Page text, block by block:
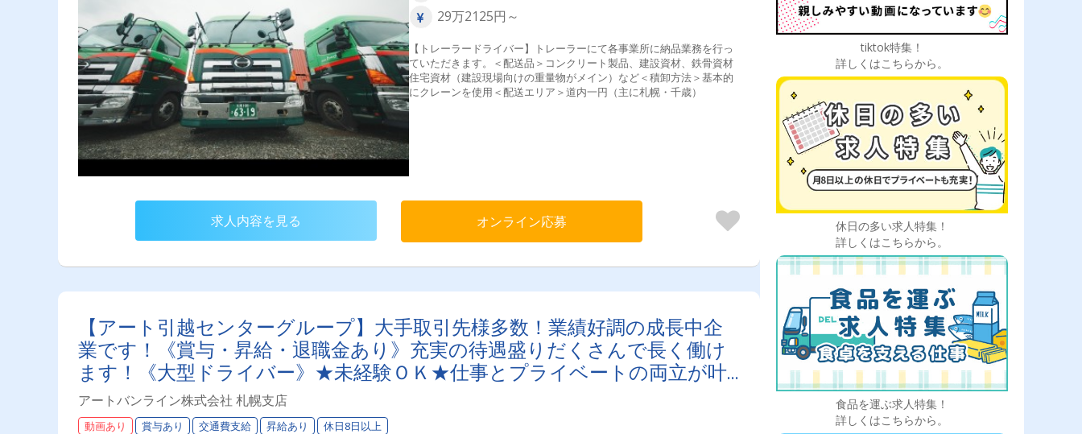
29万2125円～
【トレーラードライバー】トレーラーにて各事業所に納品業務を行っ
ていただきます。＜配送品＞コンクリート製品、建設資材、鉄骨資材
住宅資材（建設現場向けの重量物がメイン）など＜積卸方法＞基本的
にクレーンを使用＜配送エリア＞道内一円（主に札幌・千歳）
求人内容を見る オンライン応募
【アート引越センターグループ】大手取引先様多数！業績好調の成長中企
業です！《賞与・昇給・退職金あり》充実の待遇盛りだくさんで長く働け
ます！《大型ドライバー》★未経験ＯＫ★仕事とプライベートの両立が叶
う環境です♪【紹介者制度あり！】
アートバンライン株式会社 札幌支店
動画あり 賞与あり 交通費支給 昇給あり 休日8日以上
tiktok特集！
詳しくはこちらから。
休日の多い求人特集！
詳しくはこちらから。
食品を運ぶ求人特集！
詳しくはこちらから。